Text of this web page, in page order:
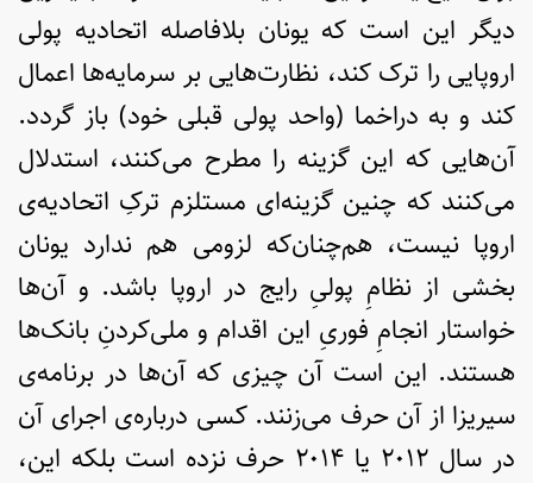
دیگر این است که یونان بلافاصله اتحادیه پولی
اروپایی را ترک کند، نظارت‌هایی بر سرمایه‌ها اعمال
کند و به دراخما (واحد پولی قبلی خود) باز گردد.
آن‌هایی که این گزینه را مطرح می‌کنند، استدلال
می‌کنند که چنین گزینه‌ای مستلزم ترکِ اتحادیه‌ی
اروپا نیست، هم‌چنان‌که لزومی هم ندارد یونان
بخشی از نظامِ پولیِ رایج در اروپا باشد. و آن‌ها
خواستار انجامِ فوریِ این اقدام و ملی‌کردنِ بانک‌ها
هستند. این است آن چیزی که آن‌ها در برنامه‌ی
سیریزا از آن حرف می‌زنند. کسی درباره‌ی اجرای آن
در سال ۲۰۱۲ یا ۲۰۱۴ حرف نزده است بلکه این،